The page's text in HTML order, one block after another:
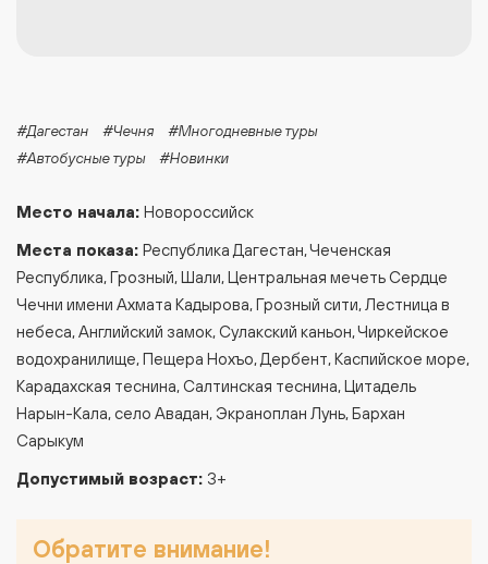
#Дагестан #Чечня
#Многодневные туры
#Автобусные туры
#Новинки
Место начала: Новороссийск
Места показа: Республика Дагестан, Чеченская
Республика, Грозный, Шали, Центральная мечеть Сердце
Чечни имени Ахмата Кадырова, Грозный сити, Лестница в
небеса, Английский замок, Сулакский каньон, Чиркейское
водохранилище, Пещера Нохъо, Дербент, Каспийское море,
Карадахская теснина, Салтинская теснина, Цитадель
Нарын-Кала, село Авадан, Экраноплан Лунь, Бархан
Сарыкум
Допустимый возраст: 3+
Обратите внимание!